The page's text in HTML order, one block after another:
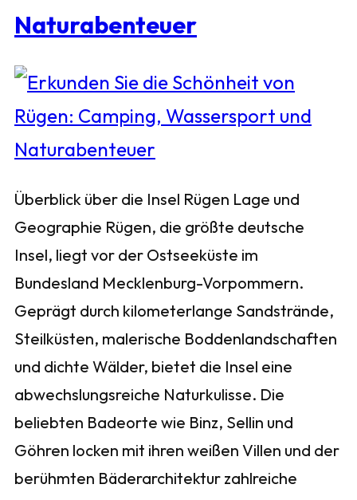
Naturabenteuer
Überblick über die Insel Rügen Lage und
Geographie Rügen, die größte deutsche
Insel, liegt vor der Ostseeküste im
Bundesland Mecklenburg-Vorpommern.
Geprägt durch kilometerlange Sandstrände,
Steilküsten, malerische Boddenlandschaften
und dichte Wälder, bietet die Insel eine
abwechslungsreiche Naturkulisse. Die
beliebten Badeorte wie Binz, Sellin und
Göhren locken mit ihren weißen Villen und der
berühmten Bäderarchitektur zahlreiche